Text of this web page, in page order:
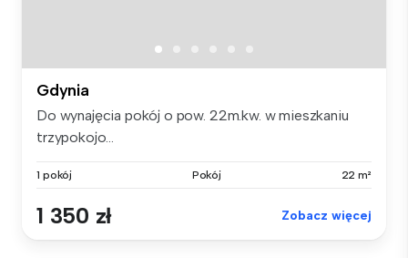
Gdynia
Do wynajęcia pokój o pow. 22m.kw. w mieszkaniu
trzypokojo...
1 pokój Pokój 22 m²
1 350 zł Zobacz więcej